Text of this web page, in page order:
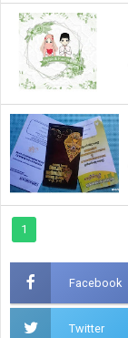
1
Facebook
Twitter